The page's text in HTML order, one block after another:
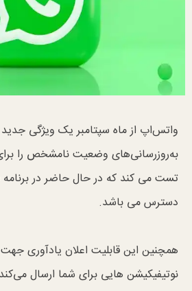
واتس‌اپ از ماه سپتامبر یک ویژگی جدید
به‌روزرسانی‌های وضعیت نامشخص را برای
تست می کند که در حال حاضر در برنامه
دسترس می باشد.
همچنین این قابلیت اعلان یادآوری
نوتیفیکیشن هایی برای شما ارسال